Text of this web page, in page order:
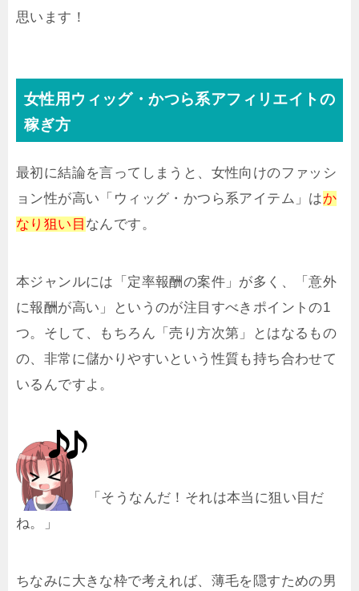
思います！
女性用ウィッグ・かつら系アフィリエイトの
稼ぎ方
最初に結論を言ってしまうと、女性向けのファッシ
ョン性が高い「ウィッグ・かつら系アイテム」はか
なり狙い目 なんです。
本ジャンルには「定率報酬の案件」が多く、「意外
に報酬が高い」というのが注目すべきポイントの1
つ。そして、もちろん「売り方次第」とはなるもの
の、非常に儲かりやすいという性質も持ち合わせて
いるんですよ。
「そうなんだ！それは本当に狙い目だ
ね。」
ちなみに大きな枠で考えれば、薄毛を隠すための男